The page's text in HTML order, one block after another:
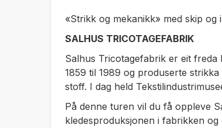
«Strikk og mekanikk» med skip og
SALHUS TRICOTAGEFABRIK
Salhus Tricotagefabrik er eit
1859 til 1989 og produserte
stoff. I dag held
På denne turen vil du få oppleve
kledesproduksjonen i fabrikken